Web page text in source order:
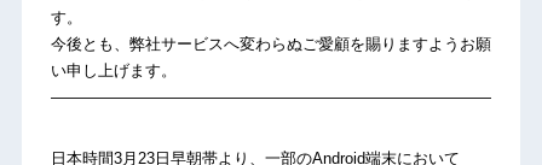
す。
今後とも、弊社サービスへ変わらぬご愛顧を賜りますようお願
い申し上げます。
————————————————————————————–
日本時間3月23日早朝帯より、一部のAndroid端末において